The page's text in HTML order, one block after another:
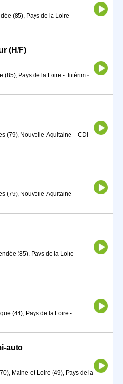
(85), Pays de la Loire -
(H/F)
(85), Pays de la Loire - Intérim -
(79), Nouvelle-Aquitaine - CDI -
(79), Nouvelle-Aquitaine -
(85), Pays de la Loire -
(44), Pays de la Loire -
auto
Maine-et-Loire (49), Pays de la